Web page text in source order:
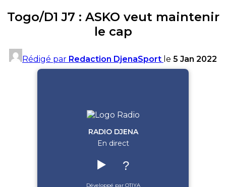
Togo/D1 J7 : ASKO veut maintenir
le cap
Rédigé par Redaction DjenaSport le 5 Jan 2022
RADIO DJENA
En direct
▶️ ?
Développé par OTIYA